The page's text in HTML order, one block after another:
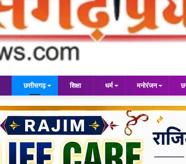
छत्तीसगढ़ शिक्षा धर्म मनोरंजन